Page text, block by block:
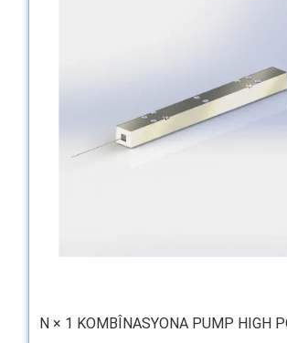
N × 1 KOMBÎNASYONA PUMP HIGH